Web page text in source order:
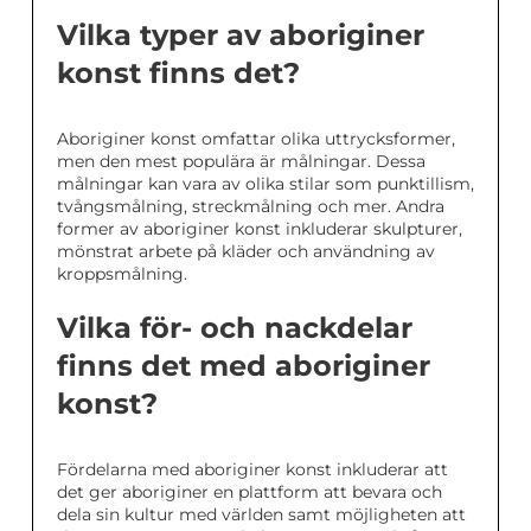
Vilka typer av aboriginer
konst finns det?
Aboriginer konst omfattar olika uttrycksformer,
men den mest populära är målningar. Dessa
målningar kan vara av olika stilar som punktillism,
tvångsmålning, streckmålning och mer. Andra
former av aboriginer konst inkluderar skulpturer,
mönstrat arbete på kläder och användning av
kroppsmålning.
Vilka för- och nackdelar
finns det med aboriginer
konst?
Fördelarna med aboriginer konst inkluderar att
det ger aboriginer en plattform att bevara och
dela sin kultur med världen samt möjligheten att